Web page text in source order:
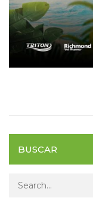
BUSCAR
Search for: